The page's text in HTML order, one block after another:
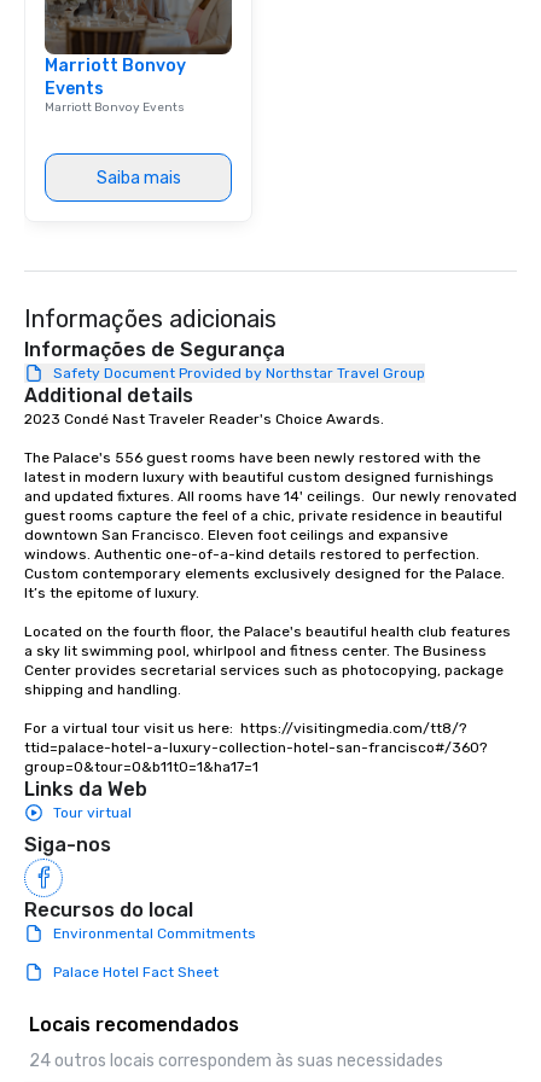
Our exclusive
right of you. Because
with different people
down at each venue
traverse along the
experiences not only
ways to network, but
groups, small or large.
experiences can
as 500 guests,
choice for any
allergies for anyone
Marriott Bonvoy
Events
Marriott Bonvoy Events
Saiba mais
Informações adicionais
Informações de Segurança
Safety Document Provided by Northstar Travel Group
Additional details
2023 Condé Nast Traveler Reader's Choice Awards.
The Palace's 556 guest rooms have been newly restored with the
latest in modern luxury with beautiful custom designed furnishings
and updated fixtures. All rooms have 14' ceilings.  Our newly renovated
guest rooms capture the feel of a chic, private residence in beautiful
downtown San Francisco. Eleven foot ceilings and expansive
windows. Authentic one-of-a-kind details restored to perfection.
Custom contemporary elements exclusively designed for the Palace.
It’s the epitome of luxury.
Located on the fourth floor, the Palace's beautiful health club features
a sky lit swimming pool, whirlpool and fitness center. The Business
Center provides secretarial services such as photocopying, package
shipping and handling.
For a virtual tour visit us here:  https://visitingmedia.com/tt8/?
ttid=palace-hotel-a-luxury-collection-hotel-san-francisco#/360?
group=0&tour=0&b11t0=1&ha17=1
Links da Web
Tour virtual
Siga-nos
Recursos do local
Environmental Commitments
Palace Hotel Fact Sheet
Locais recomendados
24 outros locais correspondem às suas necessidades